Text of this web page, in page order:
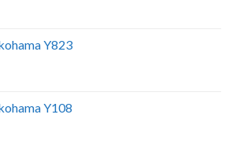
Y823
Y108